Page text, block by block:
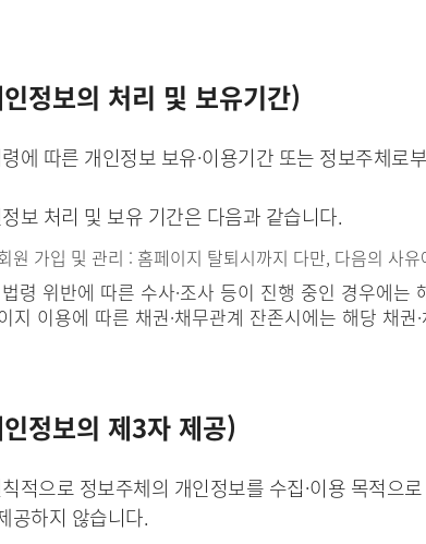
정보의 처리 및 보유기간)
에 따른 개인정보 보유·이용기간 또는 정보주체
보 처리 및 보유 기간은 다음과 같습니다.
원 가입 및 관리 : 홈페이지 탈퇴시까지 다만, 다음의 사
령 위반에 따른 수사·조사 등이 진행 중인 경우에는
지 이용에 따른 채권·채무관계 잔존시에는 해당 채권
정보의 제3자 제공)
적으로 정보주체의 개인정보를 수집·이용 목적으
공하지 않습니다.